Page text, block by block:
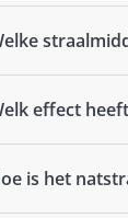
effect
is het